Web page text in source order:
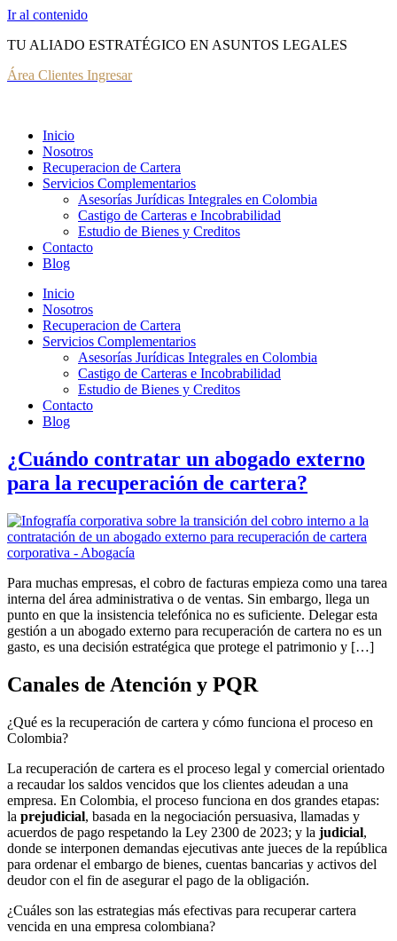
Ir al contenido
TU ALIADO ESTRATÉGICO EN ASUNTOS LEGALES
Área Clientes Ingresar
Inicio
Nosotros
Recuperacion de Cartera
Servicios Complementarios
Asesorías Jurídicas Integrales en Colombia
Castigo de Carteras e Incobrabilidad
Estudio de Bienes y Creditos
Contacto
Blog
Inicio
Nosotros
Recuperacion de Cartera
Servicios Complementarios
Asesorías Jurídicas Integrales en Colombia
Castigo de Carteras e Incobrabilidad
Estudio de Bienes y Creditos
Contacto
Blog
¿Cuándo contratar un abogado externo
para la recuperación de cartera?
Para muchas empresas, el cobro de facturas empieza como una tarea
interna del área administrativa o de ventas. Sin embargo, llega un
punto en que la insistencia telefónica no es suficiente. Delegar esta
gestión a un abogado externo para recuperación de cartera no es un
gasto, es una decisión estratégica que protege el patrimonio y […]
Canales de Atención y PQR
¿Qué es la recuperación de cartera y cómo funciona el proceso en
Colombia?
La recuperación de cartera es el proceso legal y comercial orientado
a recaudar los saldos vencidos que los clientes adeudan a una
empresa. En Colombia, el proceso funciona en dos grandes etapas:
la prejudicial, basada en la negociación persuasiva, llamadas y
acuerdos de pago respetando la Ley 2300 de 2023; y la judicial,
donde se interponen demandas ejecutivas ante jueces de la república
para ordenar el embargo de bienes, cuentas bancarias y activos del
deudor con el fin de asegurar el pago de la obligación.
¿Cuáles son las estrategias más efectivas para recuperar cartera
vencida en una empresa colombiana?